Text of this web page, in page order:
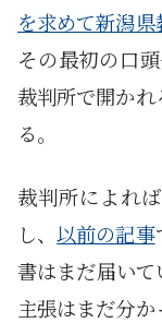
を求めて新潟
その最初の口
裁判所で開か
る。
裁判所によれ
し、以前の記事
書はまだ届い
主張はまだ分